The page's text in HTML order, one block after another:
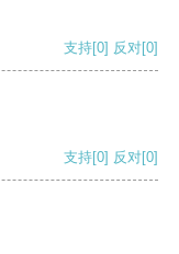
支持[0] 反对[0]
支持[0] 反对[0]